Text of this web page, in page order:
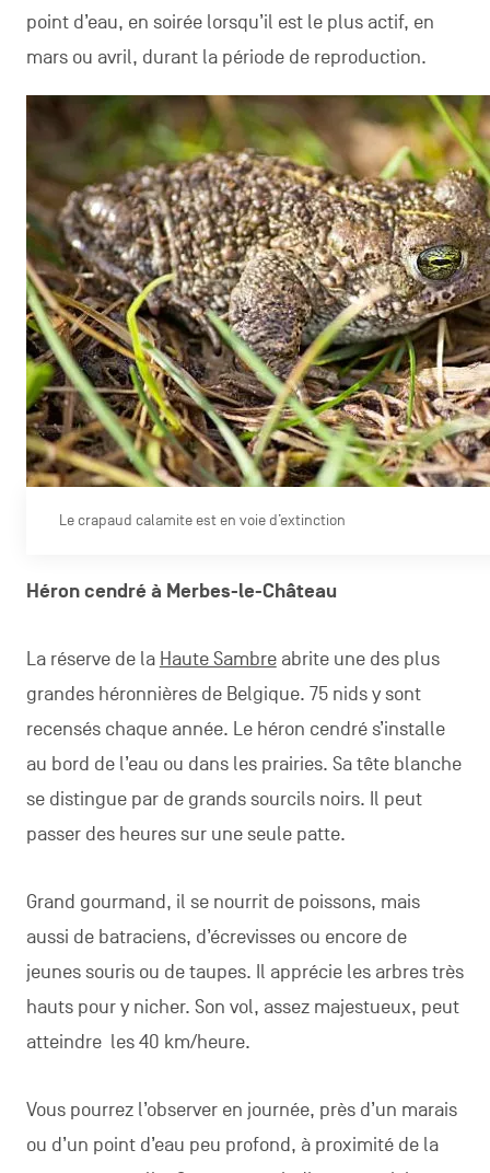
point d’eau, en soirée lorsqu’il est le plus actif, en
mars ou avril, durant la période de reproduction.
Le crapaud calamite est en voie d’extinction
Héron cendré à Merbes-le-Château
La réserve de la Haute Sambreabrite une des plus
grandes héronnières de Belgique. 75 nids y sont
recensés chaque année. Le héron cendré s’installe
au bord de l’eau ou dans les prairies. Sa tête blanche
se distingue par de grands sourcils noirs. Il peut
passer des heures sur une seule patte.
Grand gourmand, il se nourrit de poissons, mais
aussi de batraciens, d’écrevisses ou encore de
jeunes souris ou de taupes. Il apprécie les arbres très
hauts pour y nicher. Son vol, assez majestueux, peut
atteindre les 40 km/heure.
Vous pourrez l’observer en journée, près d’un marais
ou d’un point d’eau peu profond, à proximité de la